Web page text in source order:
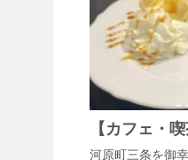
【カフェ・
河原町三条を御